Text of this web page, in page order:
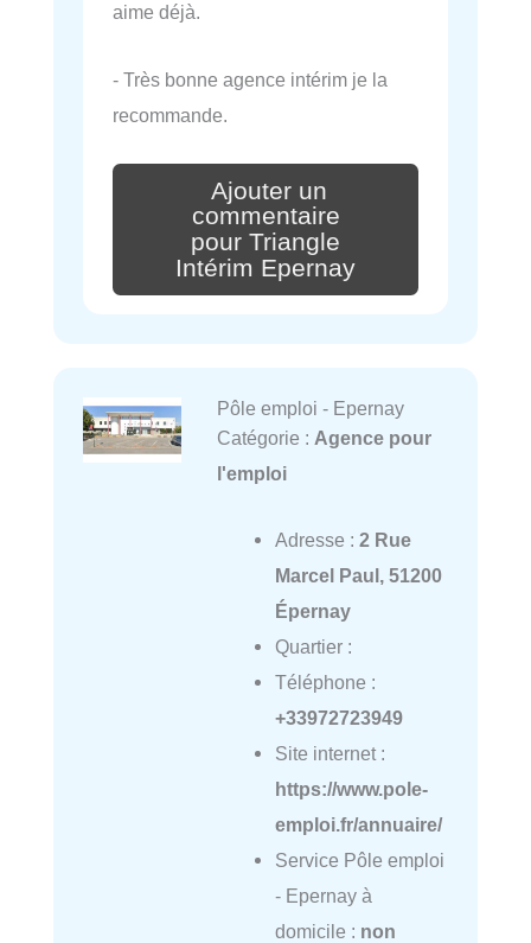
aime déjà.
- Très bonne agence intérim je la
recommande.
Ajouter un
commentaire
pour Triangle
Intérim Epernay
Pôle emploi - Epernay
Catégorie : Agence pour
l'emploi
Adresse : 2 Rue
Marcel Paul, 51200
Épernay
Quartier :
Téléphone :
+33972723949
Site internet :
https://www.pole-
emploi.fr/annuaire/
Service Pôle emploi
- Epernay à
domicile : non